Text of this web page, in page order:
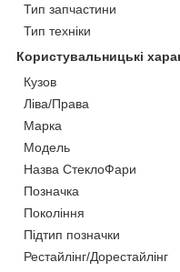
Тип запчастини
Тип техніки
Користувальницькі
Кузов
Ліва/Права
Марка
Мoдель
Назва СтеклоФари
Позначка
Покоління
Підтип позначки
Рестайлінг/Дорестайлінг